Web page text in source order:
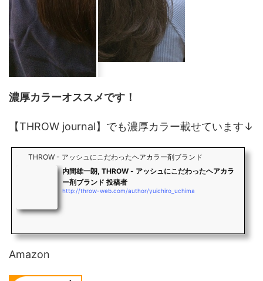
濃厚カラーオススメです！
【THROW journal】でも濃厚カラー載せています↓
THROW - アッシュにこだわったヘアカラー剤ブランド
内間雄一朗, THROW - アッシュにこだわったヘアカラ
ー剤ブランド 投稿者
http://throw-web.com/author/yuichiro_uchima
Amazon